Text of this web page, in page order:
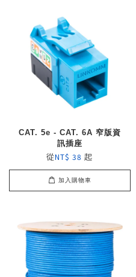
CAT. 5e - CAT. 6A 窄版資
訊插座
從NT$ 38起
加入購物車